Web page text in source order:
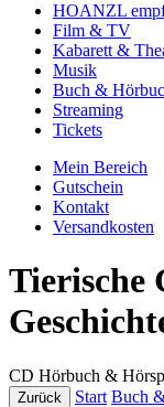
HOANZL
Film & TV
Kabarett &
Musik
Buch &
Streaming
Tickets
Mein Bereich
Gutschein
Kontakt
Versandkosten
Tierische
CD Hörbuch &
Zurück Start Buch